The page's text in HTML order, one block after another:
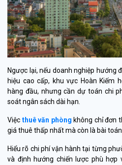
Ngược lại, nếu doanh nghiệp hướng
hiệu cao cấp, khu vực Hoàn Kiếm
hàng đầu, nhưng cần dự toán chi
soát ngân sách dài hạn.
Việc thuê văn phòng không chỉ đơn
giá thuê thấp nhất mà còn là bài
Hiểu rõ chi phí vận hành tại từng
và định hướng chiến lược phù hợp